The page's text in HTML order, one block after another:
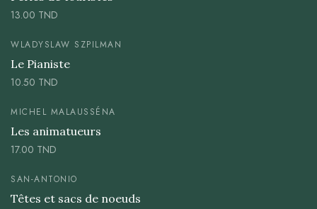
13.00 TND
WLADYSLAW SZPILMAN
Le Pianiste
10.50 TND
MICHEL MALAUSSÉNA
Les animatueurs
17.00 TND
SAN-ANTONIO
Têtes et sacs de noeuds